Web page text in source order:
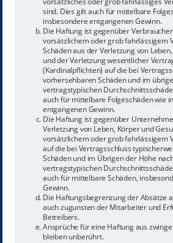
sind. Dies gilt auch für mittelbare
insbesondere entgangenen Gewinn.
Die Haftung ist gegenüber
vorsätzlichem oder grob fahrlässigem
Schäden aus der Verletzung von
und der Verletzung wesentlicher
(Kardinalpflichten) auf die bei
vorhersehbaren Schäden und im
vertragstypischen
auch für mittelbare Folgeschäden wie
entgangenen Gewinn.
Die Haftung ist gegenüber
Verletzung von Leben, Körper und
vorsätzlichem oder grob fahrlässigem
auf die bei Vertragsschluss
Schäden und im Übrigen der Höhe
vertragstypischen
auch für mittelbare Schäden,
Gewinn.
Die Haftungsbegrenzung der Absätze
auch zugunsten der Mitarbeiter und
Betreibers.
Ansprüche für eine Haftung aus
bleiben unberührt.